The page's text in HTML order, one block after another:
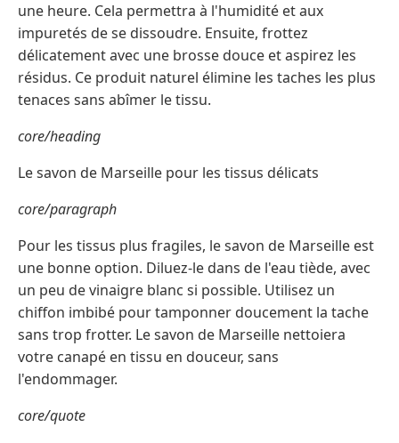
une heure. Cela permettra à l'humidité et aux
impuretés de se dissoudre. Ensuite, frottez
délicatement avec une brosse douce et aspirez les
résidus. Ce produit naturel élimine les taches les plus
tenaces sans abîmer le tissu.
core/heading
Le savon de Marseille pour les tissus délicats
core/paragraph
Pour les tissus plus fragiles, le savon de Marseille est
une bonne option. Diluez-le dans de l'eau tiède, avec
un peu de vinaigre blanc si possible. Utilisez un
chiffon imbibé pour tamponner doucement la tache
sans trop frotter. Le savon de Marseille nettoiera
votre canapé en tissu en douceur, sans
l'endommager.
core/quote